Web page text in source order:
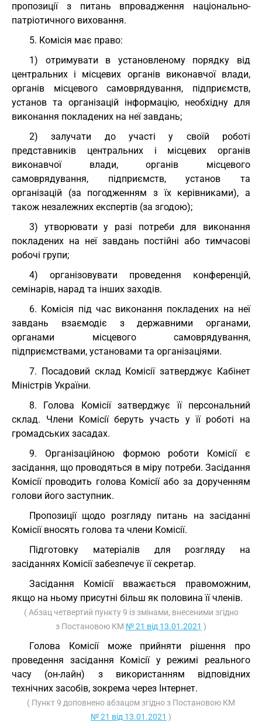
пропозиції з питань впровадження національно-
патріотичного виховання.
5. Комісія має право:
1) отримувати в установленому порядку від
центральних і місцевих органів виконавчої влади,
органів місцевого самоврядування, підприємств,
установ та організацій інформацію, необхідну для
виконання покладених на неї завдань;
2) залучати до участі у своїй роботі
представників центральних і місцевих органів
виконавчої влади, органів місцевого
самоврядування, підприємств, установ та
організацій (за погодженням з їх керівниками), а
також незалежних експертів (за згодою);
3) утворювати у разі потреби для виконання
покладених на неї завдань постійні або тимчасові
робочі групи;
4) організовувати проведення конференцій,
семінарів, нарад та інших заходів.
6. Комісія під час виконання покладених на неї
завдань взаємодіє з державними органами,
органами місцевого самоврядування,
підприємствами, установами та організаціями.
7. Посадовий склад Комісії затверджує Кабінет
Міністрів України.
8. Голова Комісії затверджує її персональний
склад. Члени Комісії беруть участь у її роботі на
громадських засадах.
9. Організаційною формою роботи Комісії є
засідання, що проводяться в міру потреби. Засідання
Комісії проводить голова Комісії або за дорученням
голови його заступник.
Пропозиції щодо розгляду питань на засіданні
Комісії вносять голова та члени Комісії.
Підготовку матеріалів для розгляду на
засіданнях Комісії забезпечує її секретар.
Засідання Комісії вважається правоможним,
якщо на ньому присутні більш як половина її членів.
( Абзац четвертий пункту 9 із змінами, внесеними згідно
з Постановою КМ № 21 від 13.01.2021 )
Голова Комісії може прийняти рішення про
проведення засідання Комісії у режимі реального
часу (он-лайн) з використанням відповідних
технічних засобів, зокрема через Інтернет.
( Пункт 9 доповнено абзацом згідно з Постановою КМ
№ 21 від 13.01.2021 )